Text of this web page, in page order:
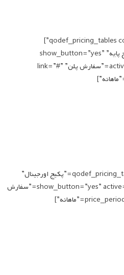
[qodef_pricing_tables columns=”qodef-four-columns”]
[qodef_pricing_table title=”پکیج پایه” show_button=”yes”
active=”no” price=”99″ button_text=”سفارش پلن” link=”#”
[/qodef_pricing_table][qodef_pricing_table title=”پکیج اورجینال”
show_button=”yes” active=”yes” price=”150″ button_text=”سفارش